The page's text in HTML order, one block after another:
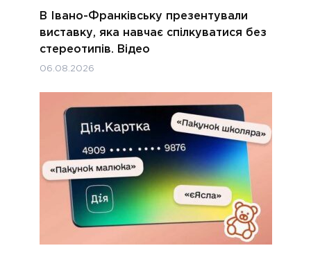
В Івано-Франківську презентували
виставку, яка навчає спілкуватися без
стереотипів. Відео
06.08.2026